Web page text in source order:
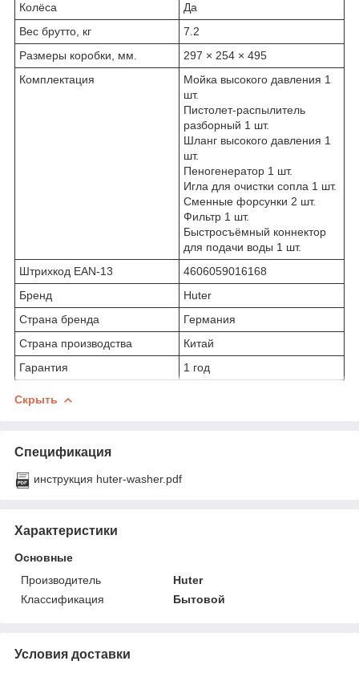
Колёса
Да
Вес брутто, кг
7.2
Размеры коробки, мм.
297 × 254 × 495
Комплектация
Мойка высокого давления 1
шт.
Пистолет-распылитель
разборный 1 шт.
Шланг высокого давления 1
шт.
Пеногенератор 1 шт.
Игла для очистки сопла 1 шт.
Сменные форсунки 2 шт.
Фильтр 1 шт.
Быстросъёмный коннектор
для подачи воды 1 шт.
Штрихкод EAN-13
4606059016168
Бренд
Huter
Страна бренда
Германия
Страна производства
Китай
Гарантия
1 год
Скрыть
Спецификация
инструкция huter-washer.pdf
Характеристики
Основные
Производитель
Huter
Классификация
Бытовой
Условия доставки